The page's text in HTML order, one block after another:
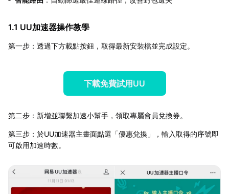
1.1 UU加速器操作教學
第一步：透過下方載點按鈕，取得最新安裝檔並完成設定。
下載免費試用UU
第二步：新增並聯繫加速小幫手，領取專屬會員兌換券。
第三步：於UU加速器主畫面點選「優惠兌換」，輸入取得的序號即
可啟用加速時數。